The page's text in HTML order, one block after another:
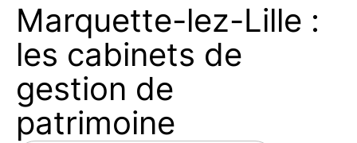
Marquette-lez-Lille :
les cabinets de
gestion de
patrimoine